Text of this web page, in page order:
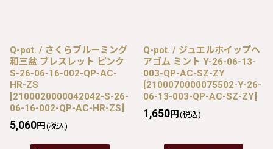
Q-pot. / さくらブルーミング
和三盆 ブレスレット ピンク
S-26-06-16-002-QP-AC-
HR-ZS
[2100020000042042-S-26-
06-16-002-QP-AC-HR-ZS]
5,060円 (税込)
Q-pot. / ジュエルホイップヘ
アゴム ミント Y-26-06-13-
003-QP-AC-SZ-ZY
[2100070000075502-Y-26-
06-13-003-QP-AC-SZ-ZY]
1,650円 (税込)